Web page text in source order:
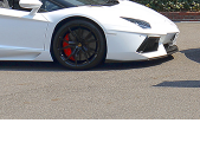
Official Blog
公式ブログ